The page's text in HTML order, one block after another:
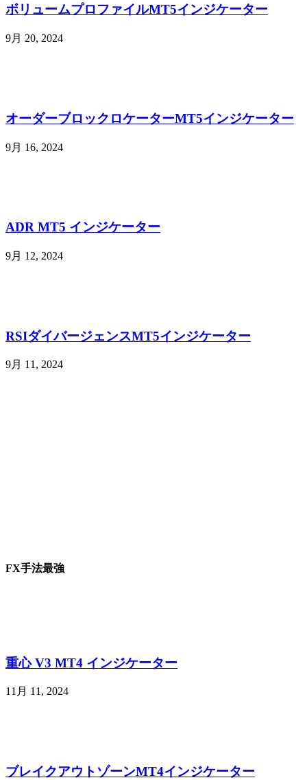
ボリュームプロファイルMT5インジケーター
9月 20, 2024
オーダーブロックロケーターMT5インジケーター
9月 16, 2024
ADR MT5 インジケーター
9月 12, 2024
RSIダイバージェンスMT5インジケーター
9月 11, 2024
FX手法最強
重心 V3 MT4 インジケーター
11月 11, 2024
ブレイクアウトゾーンMT4インジケーター